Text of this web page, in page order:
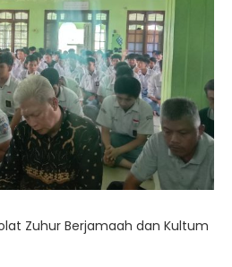
Zuhur Berjamaah dan Kultum